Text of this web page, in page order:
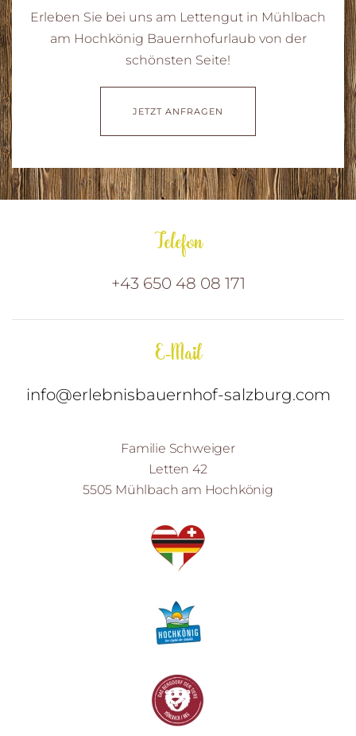
Erleben Sie bei uns am Lettengut in Mühlbach
am Hochkönig Bauernhofurlaub von der
schönsten Seite!
JETZT ANFRAGEN
Telefon
+43 650 48 08 171
E-Mail
info@erlebnisbauernhof-salzburg.com
Familie Schweiger
Letten 42
5505 Mühlbach am Hochkönig